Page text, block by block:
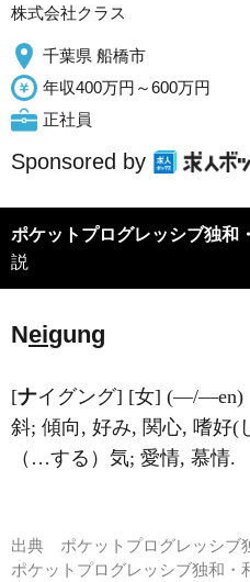
株式会社クラス
千葉県 船橋市
年収400万円～600万円
正社員
Sponsored by
ポケットプログレッシブ独和
説
Neigung
[ナイグング] [女] (―/―en)
斜; 傾向, 好み, 関心, 嗜好(
（…する）気; 愛情, 慕情.
出典 ポケットプログレッシブ
ポケットプログレッシブ独和・